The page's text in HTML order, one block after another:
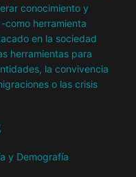
conocimiento y
como herramienta
en la sociedad
herramientas para
la convivencia
o las crisis
y Demografía